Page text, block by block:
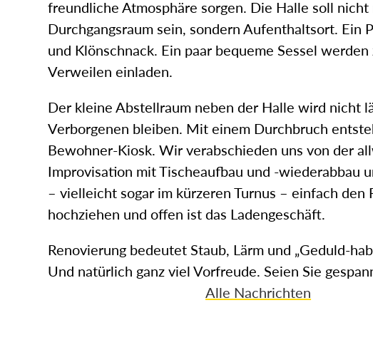
freundliche Atmosphäre sorgen. Die Halle soll nicht
Durchgangsraum sein, sondern Aufenthaltsort. Ein
und Klönschnack. Ein paar bequeme Sessel werden
Verweilen einladen.
Der kleine Abstellraum neben der Halle wird nicht
Verborgenen bleiben. Mit einem Durchbruch
Bewohner-Kiosk. Wir verabschieden uns von der
Improvisation mit Tischeaufbau und -wiederabbau
– vielleicht sogar im kürzeren Turnus – einfach den
hochziehen und offen ist das Ladengeschäft.
Renovierung bedeutet Staub, Lärm und „Geduld-
Und natürlich ganz viel Vorfreude. Seien Sie
Alle Nachrichten